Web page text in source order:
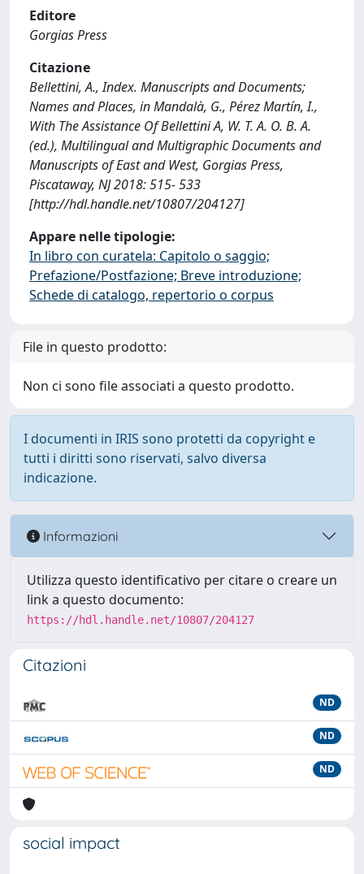
Editore
Gorgias Press
Citazione
Bellettini, A., Index. Manuscripts and Documents;
Names and Places, in Mandalà, G., Pérez Martín, I.,
With The Assistance Of Bellettini A, W. T. A. O. B. A.
(ed.), Multilingual and Multigraphic Documents and
Manuscripts of East and West, Gorgias Press,
Piscataway, NJ 2018: 515- 533
[http://hdl.handle.net/10807/204127]
Appare nelle tipologie:
In libro con curatela: Capitolo o saggio;
Prefazione/Postfazione; Breve introduzione;
Schede di catalogo, repertorio o corpus
File in questo prodotto:
Non ci sono file associati a questo prodotto.
I documenti in IRIS sono protetti da copyright e
tutti i diritti sono riservati, salvo diversa
indicazione.
Informazioni
Utilizza questo identificativo per citare o creare un
link a questo documento:
https://hdl.handle.net/10807/204127
Citazioni
ND
ND
ND
social impact